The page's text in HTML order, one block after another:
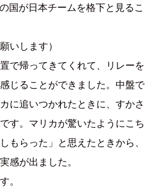
国が日本チームを格下と見るこ
いします）
で帰ってきてくれて、リレーを
じることができました。中盤で
に追いつかれたときに、すかさ
す。マリカが驚いたようにこち
もらった」と思えたときから、
感が出ました。
。